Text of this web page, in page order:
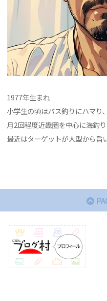
1977年生まれ
小学生の頃はバス釣りにハマり
月2回程度近畿圏を中心に海釣
最近はターゲットが大型から旨